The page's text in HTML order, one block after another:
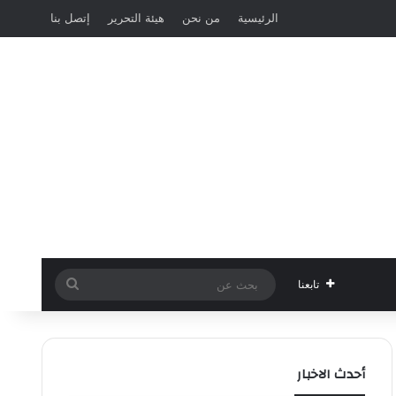
الرئيسية من نحن هيئة التحرير إتصل بنا
تابعنا
عن
أحدث الاخبار